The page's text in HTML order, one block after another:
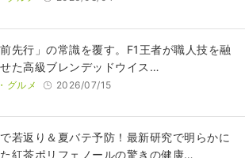
前先行」の常識を覆す。F1王者が職人技を融
た高級ブレンデッドウイス…
グルメ 2026/07/15
若返り＆夏バテ予防！最新研究で明らかに
紅茶ポリフェノールの驚きの健康…